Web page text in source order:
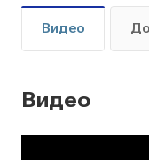
Видео
Видео